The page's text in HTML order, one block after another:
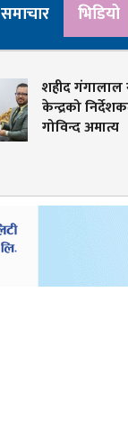
समाचार भिडियो
शहीद गंगालाल
केन्द्रको
गोविन्द अमात्य